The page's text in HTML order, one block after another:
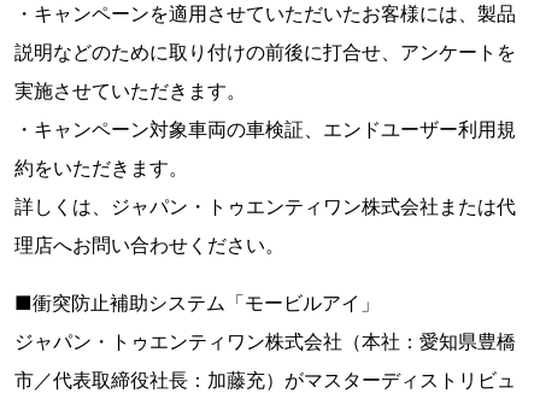
・キャンペーンを適用させていただいたお客様には、製品
説明などのために取り付けの前後に打合せ、アンケートを
実施させていただきます。
・キャンペーン対象車両の車検証、エンドユーザー利用規
約をいただきます。
詳しくは、ジャパン・トゥエンティワン株式会社または代
理店へお問い合わせください。
■衝突防止補助システム「モービルアイ」
ジャパン・トゥエンティワン株式会社（本社：愛知県豊橋
市／代表取締役社長：加藤充）がマスターディストリビュ